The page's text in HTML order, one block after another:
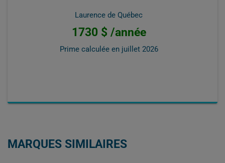
Laurence de Québec
1730 $ /année
Prime calculée en juillet 2026
MARQUES SIMILAIRES